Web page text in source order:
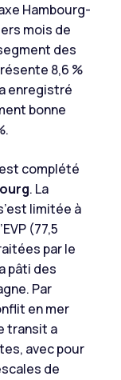
Hambourg-
mois de
des
8,6 %
enregistré
bonne
complété
. La
limitée à
(77,5
par le
pâti des
Par
en mer
transit a
avec pour
de